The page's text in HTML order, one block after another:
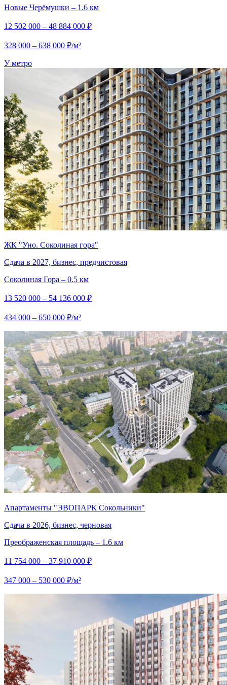
Новые Черёмушки – 1.6 км
12 502 000 – 48 884 000 ₽
328 000 – 638 000 ₽/м²
У метро
ЖК "Уно. Соколиная гора"
Сдача в 2027, бизнес, предчистовая
Соколиная Гора – 0.5 км
13 520 000 – 54 136 000 ₽
434 000 – 650 000 ₽/м²
Апартаменты "ЭВОПАРК Сокольники"
Сдача в 2026, бизнес, черновая
Преображенская площадь – 1.6 км
11 754 000 – 37 910 000 ₽
347 000 – 530 000 ₽/м²